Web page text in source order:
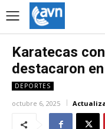
Karatecas
destacaron
DEPORTES
octubre 6, 2025